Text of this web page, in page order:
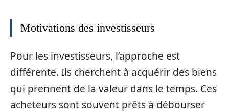
Motivations des investisseurs
Pour les investisseurs, l’approche est
différente. Ils cherchent à acquérir des biens
qui prennent de la valeur dans le temps. Ces
acheteurs sont souvent prêts à débourser